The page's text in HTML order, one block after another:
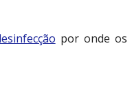
por onde os